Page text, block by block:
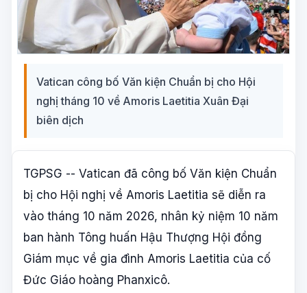
Vatican công bố Văn kiện Chuẩn bị cho Hội
nghị tháng 10 về Amoris Laetitia Xuân Đại
biên dịch
TGPSG -- Vatican đã công bố Văn kiện Chuẩn
bị cho Hội nghị về Amoris Laetitia sẽ diễn ra
vào tháng 10 năm 2026, nhân kỷ niệm 10 năm
ban hành Tông huấn Hậu Thượng Hội đồng
Giám mục về gia đình Amoris Laetitia của cố
Đức Giáo hoàng Phanxicô.